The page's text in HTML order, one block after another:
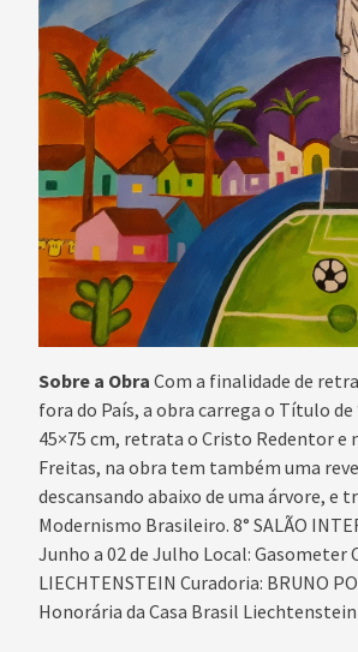
Sobre a Obra Com a finalidade de
fora do País, a obra carrega o Título de
45×75 cm, retrata o Cristo Redentor e
Freitas, na obra tem também uma
descansando abaixo de uma árvore, e
Modernismo Brasileiro. 8° SALÃO
Junho a 02 de Julho Local: Gasometer
LIECHTENSTEIN Curadoria: BRUNO
Honorária da Casa Brasil Liechtenstein